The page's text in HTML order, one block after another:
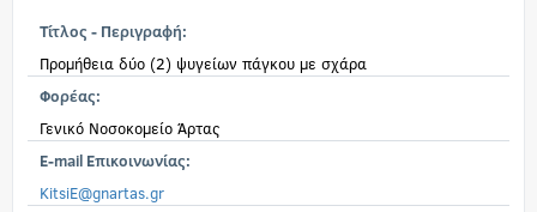
Τίτλος - Περιγραφή:
Προμήθεια δύο (2) ψυγείων πάγκου με σχάρα
Φορέας:
Γενικό Νοσοκομείο Άρτας
E-mail Επικοινωνίας:
KitsiE@gnartas.gr